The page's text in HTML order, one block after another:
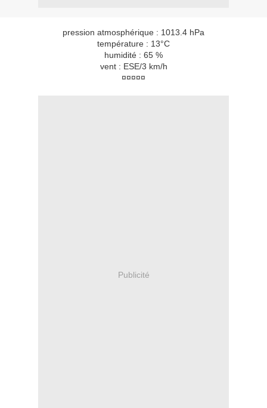
pression atmosphérique : 1013.4 hPa
température : 13°C
humidité : 65 %
vent : ESE/3 km/h
¤¤¤¤¤
Publicité